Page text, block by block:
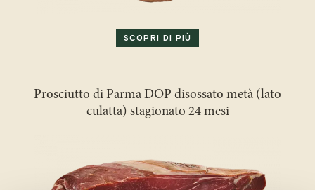
SCOPRI DI PIÙ
Prosciutto di Parma DOP disossato metà (lato
culatta) stagionato 24 mesi